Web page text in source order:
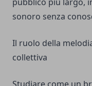
sonoro senza
Il ruolo della
collettiva